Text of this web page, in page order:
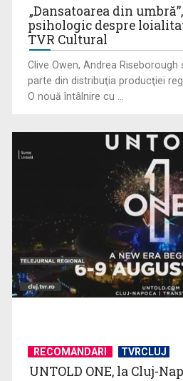
„Cerul” trupei Proconsul – a şasea
concursul „Cerbul ...
„Spune-mi”, piesa Monicăi Anghel
„Dansatoarea din
psihologic despre
TVR Cultural
Clive Owen, Andrea Riseborough
parte din distribuţia producţiei
O nouă întâlnire cu ...
RECOMANDARI TVRCLUJ
UNTOLD ONE, la Cluj-